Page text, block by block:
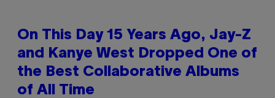
On This Day 15 Years Ago, Jay-Z
and Kanye West Dropped One of
the Best Collaborative Albums
of All Time